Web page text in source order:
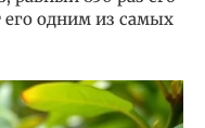
его одним из самых